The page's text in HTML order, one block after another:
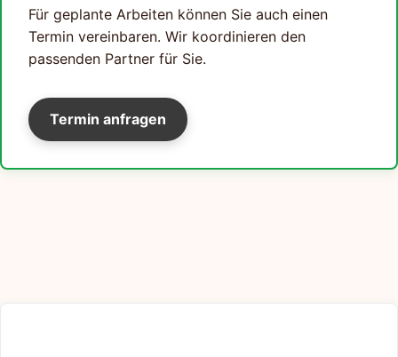
Für geplante Arbeiten können Sie auch einen
Termin vereinbaren. Wir koordinieren den
passenden Partner für Sie.
Termin anfragen